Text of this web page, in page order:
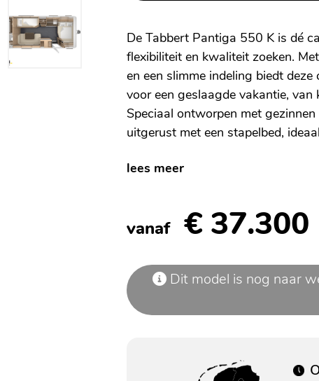
De Tabbert Pantiga 550 K is dé
flexibiliteit en kwaliteit zoeken.
en een slimme indeling biedt
voor een geslaagde vakantie,
Speciaal ontworpen met
uitgerust met een stapelbed,
lees meer
vanaf € 37.300
Dit model is nog naar